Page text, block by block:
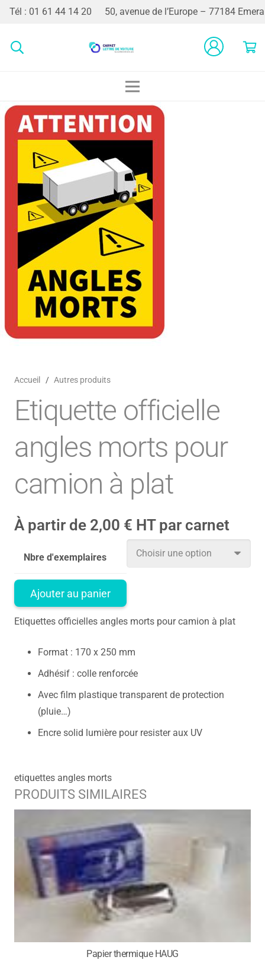
Tél : 01 61 44 14 20 50, avenue de l’Europe – 77184
Accueil / Autres produits
Etiquette officielle
angles morts pour
camion à plat
À partir de 2,00 € HT par carnet
Nbre d'exemplaires
Ajouter au panier
Etiquettes officielles angles morts pour camion à plat
Format : 170 x 250 mm
Adhésif : colle renforcée
Avec film plastique transparent de protection
(pluie…)
Encre solid lumière pour resister aux UV
etiquettes angles morts
PRODUITS SIMILAIRES
Papier thermique HAUG